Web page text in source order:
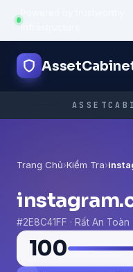
infrastructure
Trang Chủ›Kiểm Tra›
#2E8C41FF · Rất An Toàn
100